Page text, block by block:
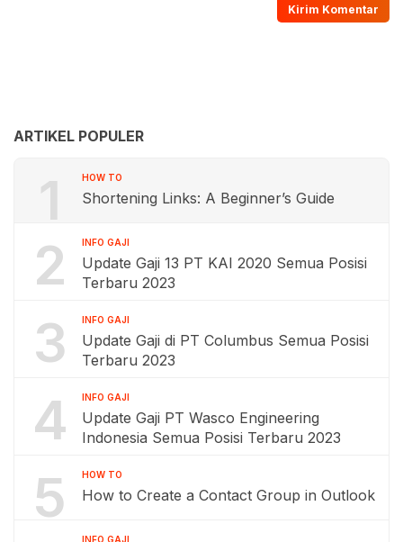
ARTIKEL POPULER
1 HOW TO
Shortening Links: A Beginner’s Guide
2 INFO GAJI
Update Gaji 13 PT KAI 2020 Semua Posisi
Terbaru 2023
3 INFO GAJI
Update Gaji di PT Columbus Semua Posisi
Terbaru 2023
4 INFO GAJI
Update Gaji PT Wasco Engineering
Indonesia Semua Posisi Terbaru 2023
5 HOW TO
How to Create a Contact Group in Outlook
INFO GAJI